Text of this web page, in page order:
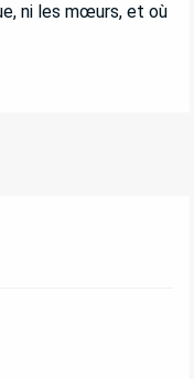
ni les mœurs, et où